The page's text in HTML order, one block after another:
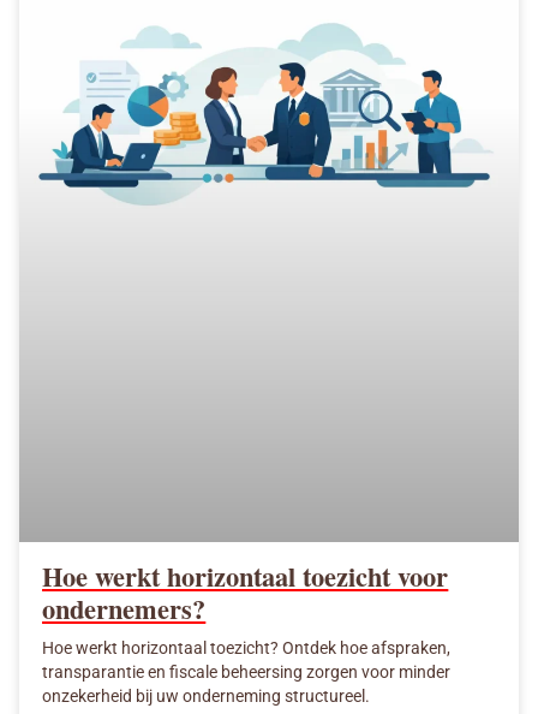
Hoe werkt horizontaal toezicht voor
ondernemers?
Hoe werkt horizontaal toezicht? Ontdek hoe afspraken,
transparantie en fiscale beheersing zorgen voor minder
onzekerheid bij uw onderneming structureel.